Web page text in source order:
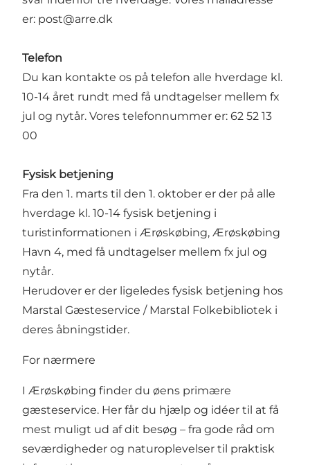
er: post@arre.dk
Telefon
Du kan kontakte os på telefon alle hverdage kl.
10-14 året rundt med få undtagelser mellem fx
jul og nytår. Vores telefonnummer er: 62 52 13
00
Fysisk betjening
Fra den 1. marts til den 1. oktober er der på alle
hverdage kl. 10-14 fysisk betjening i
turistinformationen i Ærøskøbing, Ærøskøbing
Havn 4, med få undtagelser mellem fx jul og
nytår.
Herudover er der ligeledes fysisk betjening hos
Marstal Gæsteservice / Marstal Folkebibliotek i
deres åbningstider.
For nærmere
I Ærøskøbing finder du øens primære
gæsteservice. Her får du hjælp og idéer til at få
mest muligt ud af dit besøg – fra gode råd om
seværdigheder og naturoplevelser til praktisk